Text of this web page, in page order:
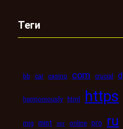
Теги
bb car casino com crucial d
harmoniously html https
mig mint mir online pro ru